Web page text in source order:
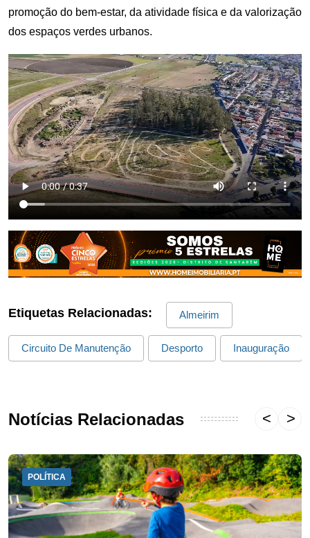
promoção do bem‑estar, da atividade física e da valorização
dos espaços verdes urbanos.
Etiquetas Relacionadas: Almeirim
Circuito De Manutenção Desporto Inauguração
Notícias Relacionadas
POLÍTICA